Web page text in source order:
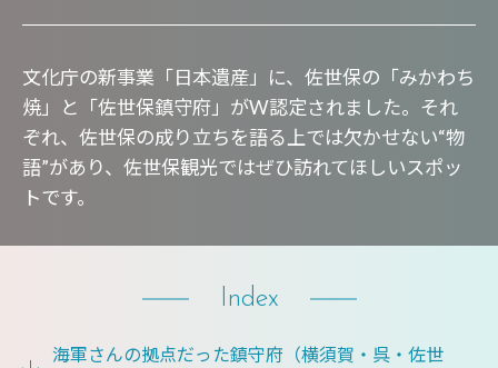
文化庁の新事業「日本遺産」に、佐世保の「みかわち
焼」と「佐世保鎮守府」がW認定されました。それ
ぞれ、佐世保の成り立ちを語る上では欠かせない“物
語”があり、佐世保観光ではぜひ訪れてほしいスポッ
トです。
Index
海軍さんの拠点だった鎮守府（横須賀・呉・佐世